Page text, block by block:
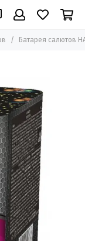
Батарея салютов